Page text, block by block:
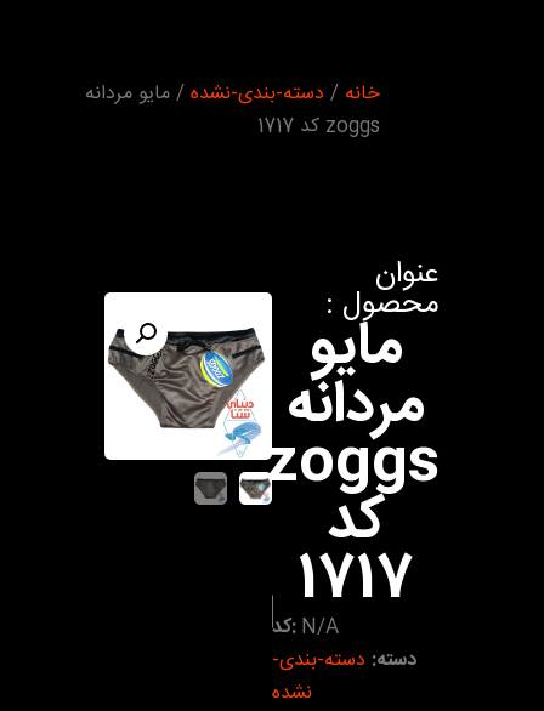
خانه / دسته-بندی-نشده/ مایو مردانه
zoggs کد 1717
عنوان
محصول :
مایو
مردانه
zoggs
کد
1717کد:N/A
دسته: دسته-بندی-
نشده